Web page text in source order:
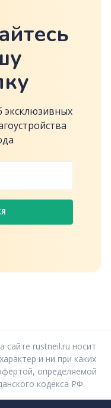
эксклюзивных
сайте rustneil.ru носит
и ни при каких
определяемой
кодекса РФ.